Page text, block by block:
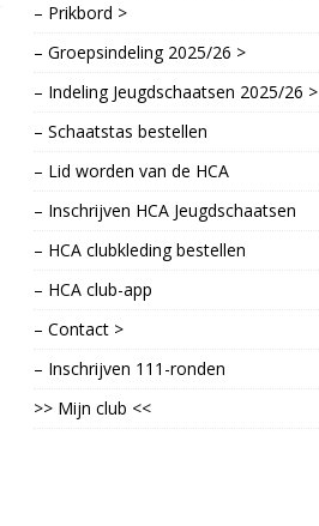
– Prikbord >
– Groepsindeling 2025/26 >
– Indeling Jeugdschaatsen 2025/26 >
– Schaatstas bestellen
– Lid worden van de HCA
– Inschrijven HCA Jeugdschaatsen
– HCA clubkleding bestellen
– HCA club-app
– Contact >
– Inschrijven 111-ronden
>> Mijn club <<